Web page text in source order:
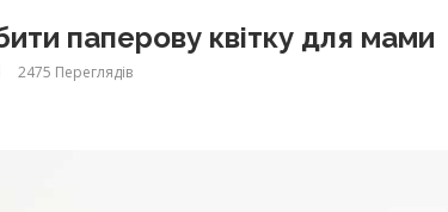
паперову квітку для мами
2475 Переглядів